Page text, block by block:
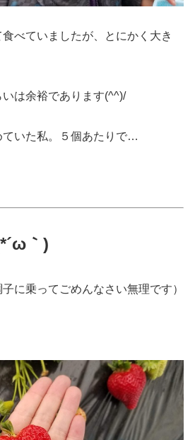
べていましたが、とにかく大き
いは余裕であります(^^)/
いた私。５個あたりで…
｀)
に乗ってごめんなさい無理です）